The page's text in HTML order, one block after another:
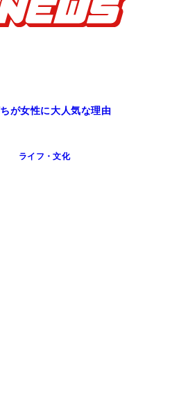
が女性に大人気な理由
ライフ・文化